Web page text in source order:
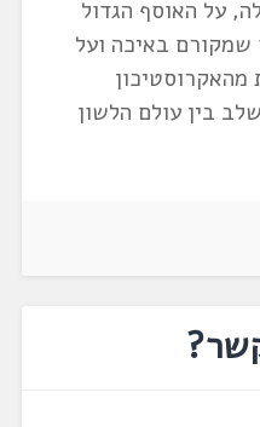
על האוסף הגדול
שמקורם באיכה ועל
בין עולם הלשון